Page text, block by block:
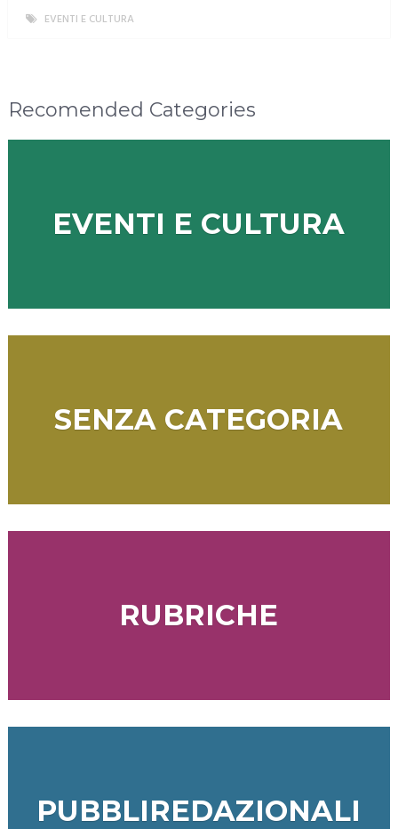
EVENTI E CULTURA
Recomended Categories
EVENTI E CULTURA
SENZA CATEGORIA
RUBRICHE
PUBBLIREDAZIONALI